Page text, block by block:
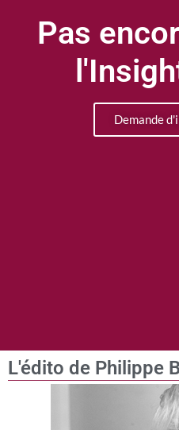
Pas
Demande
L'édito de Philippe